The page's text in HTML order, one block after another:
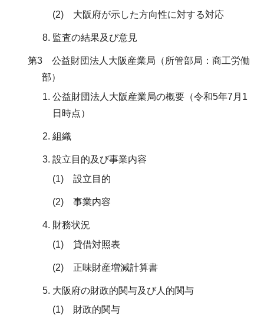
(2) 大阪府が示した方向性に対する対応
監査の結果及び意見
第3 公益財団法人大阪産業局（所管部局：商工労働
部）
公益財団法人大阪産業局の概要（令和5年7月1
日時点）
組織
設立目的及び事業内容
(1) 設立目的
(2) 事業内容
財務状況
(1) 貸借対照表
(2) 正味財産増減計算書
大阪府の財政的関与及び人的関与
(1) 財政的関与